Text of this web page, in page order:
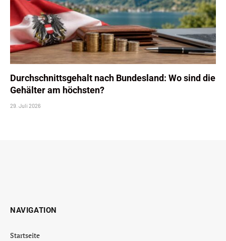
Durchschnittsgehalt nach Bundesland: Wo sind die
Gehälter am höchsten?
29. Juli 2026
NAVIGATION
Startseite